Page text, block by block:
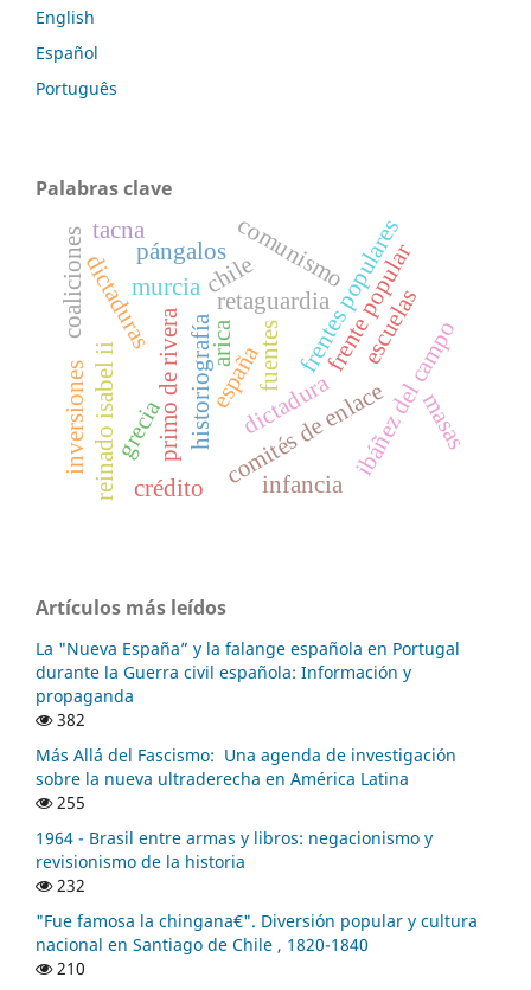
English
Español
Português
Palabras clave
frentes populares
comités de enlace
murcia
retaguardia
historiografía fuentes
dictadura
españa
primo de rivera
chile
ibáñez del campo
dictaduraspángalos
grecia
comunismo
coaliciones frente popular
masas
reinado isabel ii crédito
inversiones
escuelas
infancia
arica
tacna
Artículos más leídos
La "Nueva España” y la falange española en Portugal
durante la Guerra civil española: Información y
propaganda
382
Más Allá del Fascismo: Una agenda de investigación
sobre la nueva ultraderecha en América Latina
255
1964 - Brasil entre armas y libros: negacionismo y
revisionismo de la historia
232
"Fue famosa la chingana€". Diversión popular y cultura
nacional en Santiago de Chile , 1820-1840
210